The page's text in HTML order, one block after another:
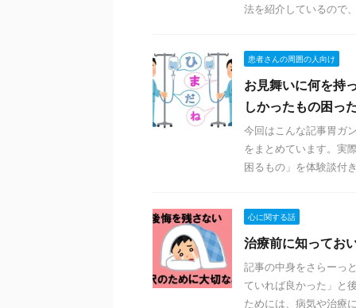
法を紹介しているので
患者さんの周囲の人向け
お見舞いに何を持
しかったもの困っ
今回はこんな記事胃ガ
をまとめています。実
困るもの」を体験談付
心に関する話
治療前に知ってお
記事の中身をさらーっ
ていれば良かった」と
ためには、病気や治療